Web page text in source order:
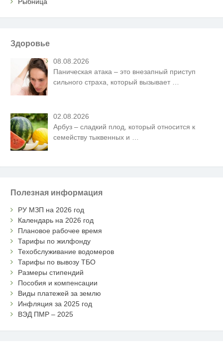
Здоровье
08.08.2026
Паническая атака – это внезапный приступ
сильного страха, который вызывает
02.08.2026
Арбуз – сладкий плод, который относится к
семейству тыквенных и
Полезная информация
РУ МЗП на 2026 год
Календарь на 2026 год
Плановое рабочее время
Тарифы по жилфонду
Техобслуживание водомеров
Тарифы по вывозу ТБО
Размеры стипендий
Пособия и компенсации
Виды платежей за землю
Инфляция за 2025 год
ВЭД ПМР – 2025